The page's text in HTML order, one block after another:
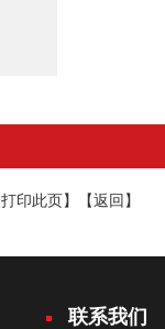
打印此页 】【返回 】
联系我们